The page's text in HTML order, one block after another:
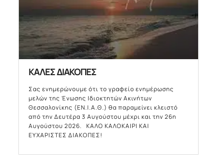
ΚΑΛΕΣ ΔΙΑΚΟΠΕΣ
Σας ενημερώνουμε ότι το γραφείο ενημέρωσης
μελών της Ένωσης Ιδιοκτητών Ακινήτων
Θεσσαλονίκης (ΕΝ.Ι.Α.Θ.) θα παραμείνει κλειστό
από την Δευτέρα 3 Αυγούστου μέχρι και την 26η
Αυγούστου 2026. ΚΑΛΟ ΚΑΛΟΚΑΙΡΙ ΚΑΙ
ΕΥΧΑΡΙΣΤΕΣ ΔΙΑΚΟΠΕΣ!